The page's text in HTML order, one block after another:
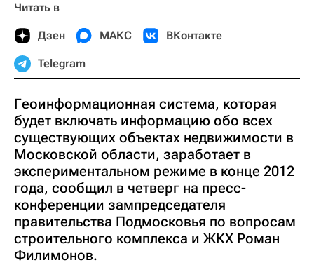
Читать в
Дзен МАКС ВКонтакте
Telegram
Геоинформационная система, которая
будет включать информацию обо всех
существующих объектах недвижимости в
Московской области, заработает в
экспериментальном режиме в конце 2012
года, сообщил в четверг на пресс-
конференции зампредседателя
правительства Подмосковья по вопросам
строительного комплекса и ЖКХ Роман
Филимонов.